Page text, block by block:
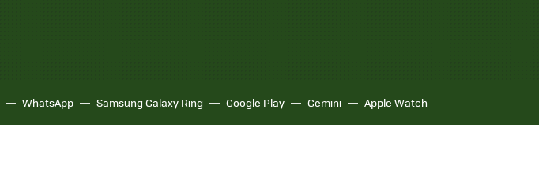
WhatsApp Samsung Galaxy Ring Google Play Gemini Apple Watch